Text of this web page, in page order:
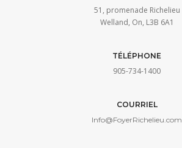
51, promenade Richelieu
Welland, On, L3B 6A1
TÉLÉPHONE
905-734-1400
COURRIEL
Info@FoyerRichelieu.com